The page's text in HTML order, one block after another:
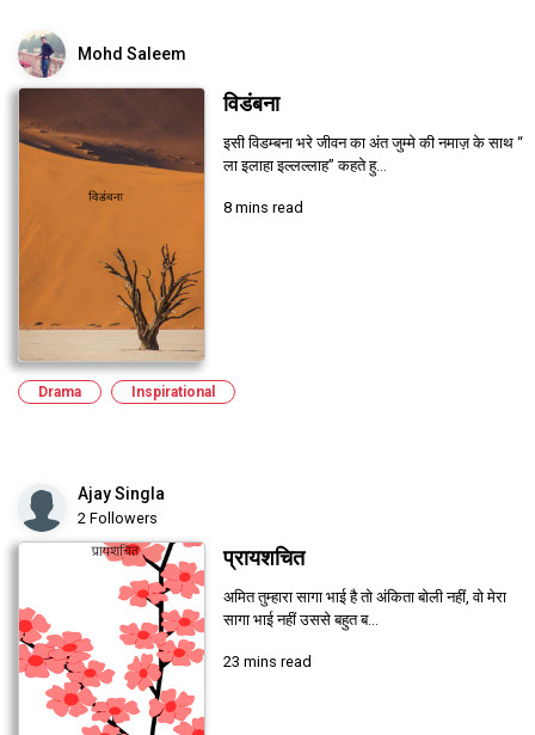
Mohd Saleem
विडंबना
इसी विडम्बना भरे जीवन का अंत जुम्मे की नमाज़ के साथ “
ला इलाहा इल्लल्लाह” कहते हु...
8 mins read
Drama Inspirational
Ajay Singla
2 Followers
प्रायशचित
अमित तुम्हारा सागा भाई है तो अंकिता बोली नहीं, वो मेरा
सागा भाई नहीं उससे बहुत ब...
23 mins read